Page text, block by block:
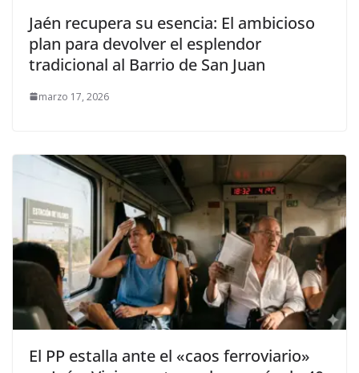
Jaén recupera su esencia: El ambicioso
plan para devolver el esplendor
tradicional al Barrio de San Juan
marzo 17, 2026
El PP estalla ante el «caos ferroviario»